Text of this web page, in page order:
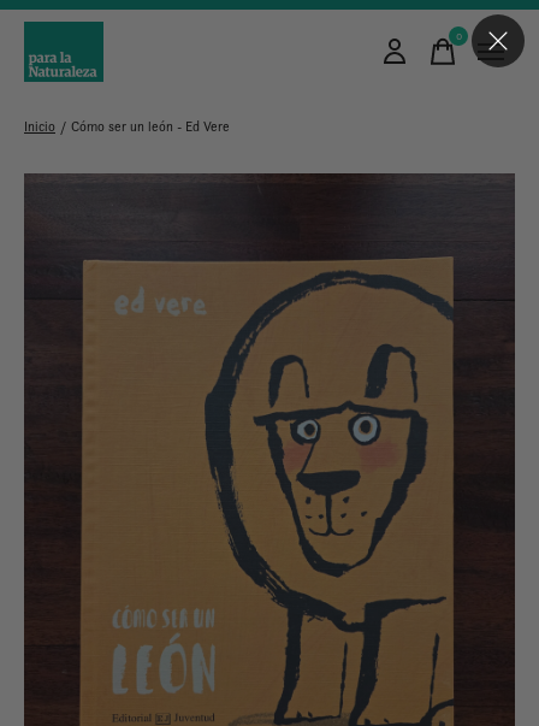
0items
Inicio / Cómo ser un león - Ed Vere
Slideshow Items